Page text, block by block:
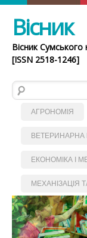
Вісник
Вісник Сумського
[ISSN 2518-1246]
Пошук:
АГРОНОМІЯ
ЕКОНОМІКА І
МЕХАНІЗАЦІЯ